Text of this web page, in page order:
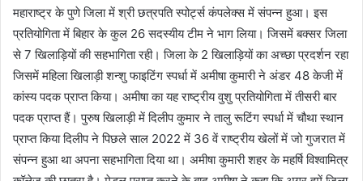
महाराष्ट्र के पुणे जिला में श्री छत्रपति स्पोर्ट्स कंपलेक्स में संपन्न हुआ। इस
प्रतियोगिता में बिहार के कुल 26 सदस्यीय टीम ने भाग लिया। जिसमें बक्सर जिला
से 7 खिलाड़ियों की सहभागिता रही। जिला के 2 खिलाड़ियों का अच्छा प्रदर्शन रहा
जिसमें महिला खिलाड़ी शन्शु फाइटिंग स्पर्धा में अमीषा कुमारी ने अंडर 48 केजी में
कांस्य पदक प्राप्त किया। अमीषा का यह राष्ट्रीय वुशु प्रतियोगिता में तीसरी बार
पदक प्राप्त हैं। पुरुष खिलाड़ी में दिलीप कुमार ने तालु रूटिंग स्पर्धा में चौथा स्थान
प्राप्त किया दिलीप ने पिछले साल 2022 में 36 वें राष्ट्रीय खेलों में जो गुजरात में
संपन्न हुआ था अपना सहभागिता दिया था। अमीषा कुमारी शहर के महर्षि विश्वामित्र